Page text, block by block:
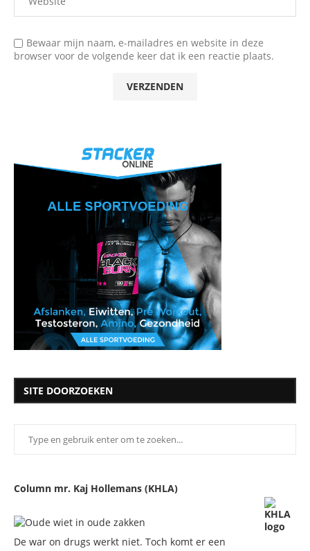
Bewaar mijn naam, e-mailadres en website in deze
browser voor de volgende keer dat ik een reactie plaats.
SITE DOORZOEKEN
Column mr. Kaj Hollemans (KHLA)
De war on drugs werkt niet. Toch komt er een